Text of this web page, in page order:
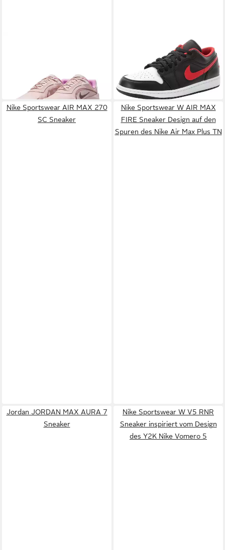
M Jordan 1 Low
83,99 € UVP119,99 €
-30%
Nike Sportswear AIR MAX 270
SC Sneaker
Nike Sportswear W AIR MAX
FIRE Sneaker Design auf den
Spuren des Nike Air Max Plus TN
Jordan JORDAN MAX AURA 7
Sneaker
Nike Sportswear W V5 RNR
Sneaker inspiriert vom Design
des Y2K Nike Vomero 5